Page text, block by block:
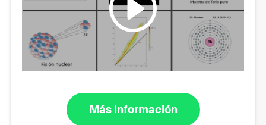
Más información